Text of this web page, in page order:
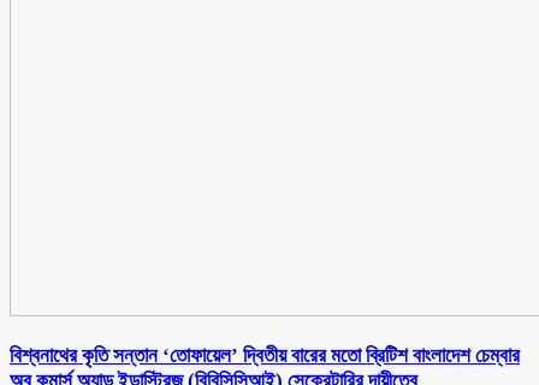
বিশ্বনাথের কৃতি সন্তান ‘তোফায়েল’ দ্বিতীয় বারের মতো ব্রিটিশ বাংলাদেশ চেম্বার